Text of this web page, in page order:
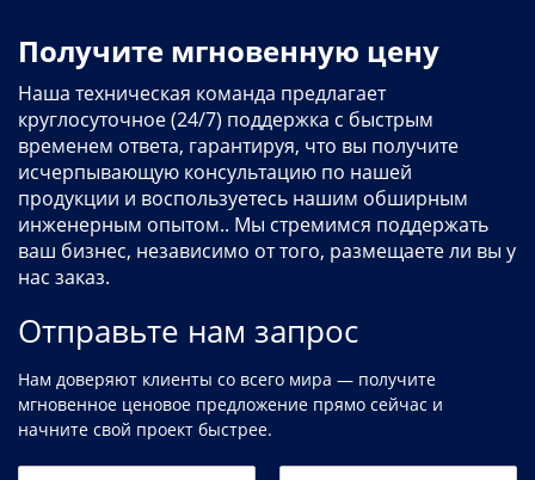
Получите мгновенную цену
Наша техническая команда предлагает
круглосуточное (24/7) поддержка с быстрым
временем ответа, гарантируя, что вы получите
исчерпывающую консультацию по нашей
продукции и воспользуетесь нашим обширным
инженерным опытом.. Мы стремимся поддержать
ваш бизнес, независимо от того, размещаете ли вы у
нас заказ.
Отправьте нам запрос
Нам доверяют клиенты со всего мира — получите
мгновенное ценовое предложение прямо сейчас и
начните свой проект быстрее.